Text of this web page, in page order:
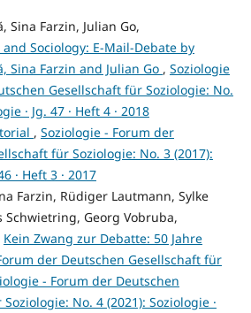
Sina Farzin, Julian Go,
Sociology: E-Mail-Debate by
Sina Farzin and Julian Go , Soziologie
Gesellschaft für Soziologie: No.
· Jg. 47 · Heft 4 · 2018
, Soziologie - Forum der
für Soziologie: No. 3 (2017):
· Heft 3 · 2017
Farzin, Rüdiger Lautmann, Sylke
Schwietring, Georg Vobruba,
Kein Zwang zur Debatte: 50 Jahre
der Deutschen Gesellschaft für
- Forum der Deutschen
No. 4 (2021): Soziologie ·